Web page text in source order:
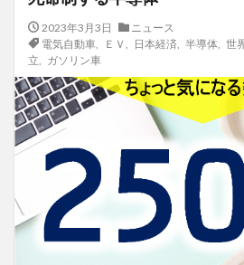
2023年3月3日
ニュース
電気自動車
ＥＶ 日本経済, 半導体 世
立
ガソリン車